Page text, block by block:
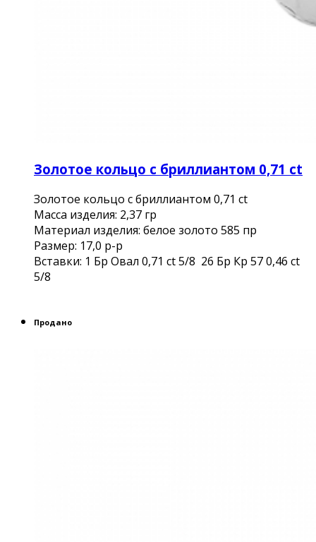
Золотое кольцо с бриллиантом 0,71 ct
Золотое кольцо с бриллиантом 0,71 ct
Mасса изделия: 2,37 гр
Материал изделия: белое золото 585 пр
Размер: 17,0 р-р
Вставки: 1 Бр Овал 0,71 ct 5/8 26 Бр Кр 57 0,46 ct
5/8
Продано